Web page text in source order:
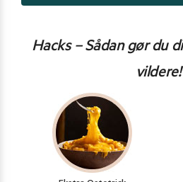
Hacks – Sådan gør du
vildere!